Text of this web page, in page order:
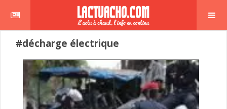
#décharge électrique